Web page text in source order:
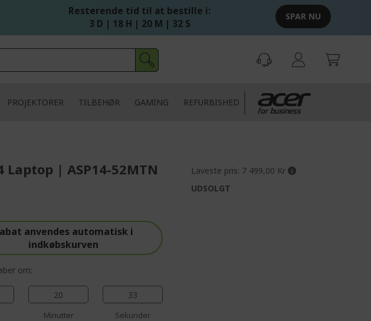
Resterende tid til at bestille i:
3 D | 18 H | 20 M | 31 S
SPAR NU
PROJEKTORER TILBEHØR GAMING REFURBISHED
Laptop | ASP14-52MTN
anvendes automatisk i
indkøbskurven
om:
20
Minutter
32
Sekunder
Laveste pris: 7 499,00 Kr
UDSOLGT